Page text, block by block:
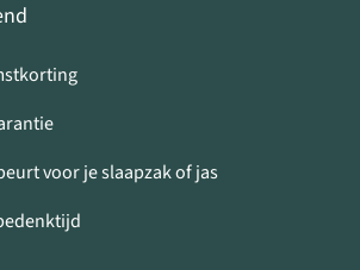
voor je slaapzak of jas